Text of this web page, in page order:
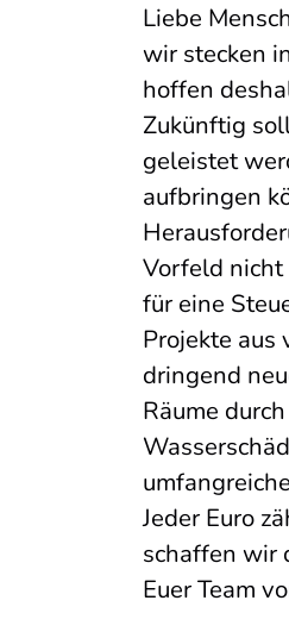
Liebe
wir stecken
hoffen
Zukünftig
geleistet
aufbringen
Vorfeld nicht
für eine
Projekte aus
dringend
Räume
Jeder Euro
schaffen wir
Euer Team